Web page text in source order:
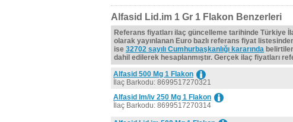
Alfasid Lid.im 1 Gr 1 Flakon Benzerleri
Referans fiyatları ilaç güncelleme tarihinde Türkiye
olarak yayınlanan Euro bazlı referans fiyat
ise 32702 sayılı Cumhurbaşkanlığı kararında
dahil edilerek hesaplanmıştır. Gerçek ilaç fiyatları
Alfasid 500 Mg 1 Flakon
İlaç Barkodu: 8699517270321
Alfasid Im/iv 250 Mg 1 Flakon
İlaç Barkodu: 8699517270314